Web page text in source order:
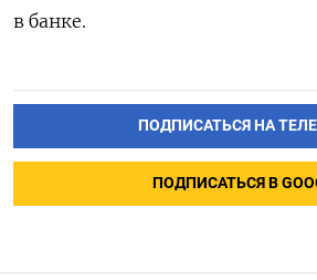
в банке.
ПОДПИСАТЬСЯ НА
ПОДПИСАТЬСЯ В